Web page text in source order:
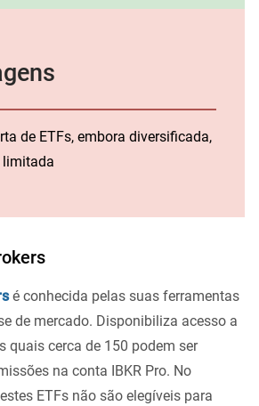
de ETFs, embora diversificada,
limitada
é conhecida pelas suas ferramentas
de mercado. Disponibiliza acesso a
quais cerca de 150 podem ser
na conta IBKR Pro. No
ETFs não são elegíveis para